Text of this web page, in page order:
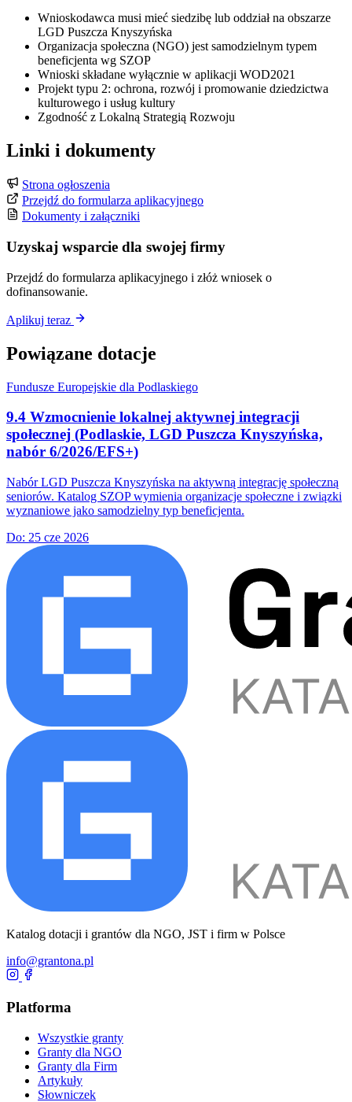
Wnioskodawca musi mieć siedzibę lub oddział na obszarze
LGD Puszcza Knyszyńska
Organizacja społeczna (NGO) jest samodzielnym typem
beneficjenta wg SZOP
Wnioski składane wyłącznie w aplikacji WOD2021
Projekt typu 2: ochrona, rozwój i promowanie dziedzictwa
kulturowego i usług kultury
Zgodność z Lokalną Strategią Rozwoju
Linki i dokumenty
Strona ogłoszenia
Przejdź do formularza aplikacyjnego
Dokumenty i załączniki
Uzyskaj wsparcie dla swojej firmy
Przejdź do formularza aplikacyjnego i złóż wniosek o
dofinansowanie.
Aplikuj teraz
Powiązane dotacje
Fundusze Europejskie dla Podlaskiego
9.4 Wzmocnienie lokalnej aktywnej integracji
społecznej (Podlaskie, LGD Puszcza Knyszyńska,
nabór 6/2026/EFS+)
Nabór LGD Puszcza Knyszyńska na aktywną integrację społeczną
seniorów. Katalog SZOP wymienia organizacje społeczne i związki
wyznaniowe jako samodzielny typ beneficjenta.
Do: 25 cze 2026
Katalog dotacji i grantów dla NGO, JST i firm w Polsce
info@grantona.pl
Platforma
Wszystkie granty
Granty dla NGO
Granty dla Firm
Artykuły
Słowniczek